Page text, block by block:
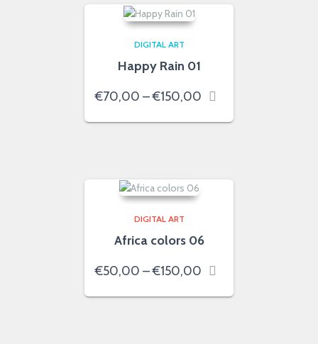
DIGITAL ART
Happy Rain 01
€70,00 –€150,00 Price
€70,00
DIGITAL ART
Africa colors 06
€50,00 –€150,00 Price
€50,00